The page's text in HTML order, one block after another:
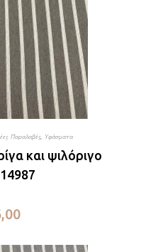
Παραλαβές, Υφάσματα
και ψιλόριγο